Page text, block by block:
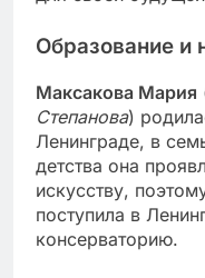
Образование и
Максакова Мария
Степанова)
Ленинграде, в
детства она
искусству,
поступила в
консерваторию.